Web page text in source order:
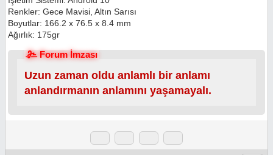
Renkler: Gece Mavisi, Altın Sarısı
Boyutlar: 166.2 x 76.5 x 8.4 mm
Ağırlık: 175gr
Forum İmzası
Uzun zaman oldu anlamlı bir anlamı
anlandırmanın anlamını yaşamayalı.